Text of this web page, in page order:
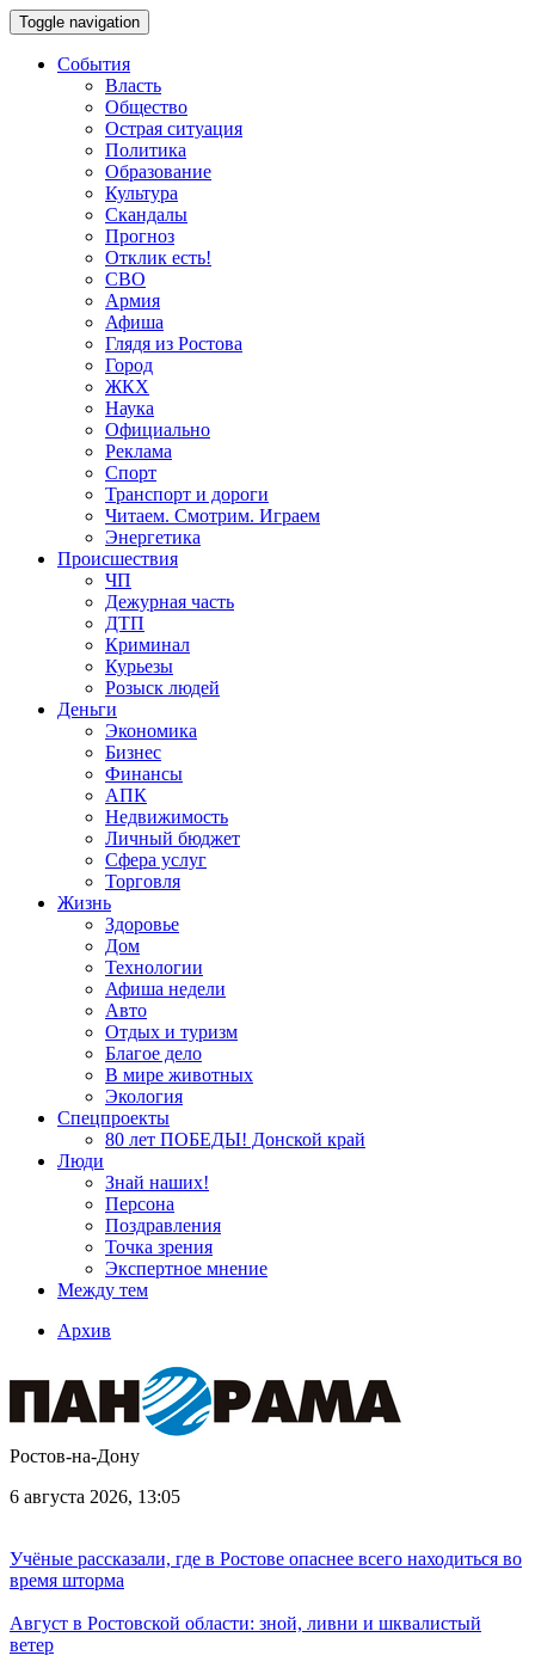
Toggle navigation
События
Власть
Общество
Острая ситуация
Политика
Образование
Культура
Скандалы
Прогноз
Отклик есть!
СВО
Армия
Афиша
Глядя из Ростова
Город
ЖКХ
Наука
Официально
Реклама
Спорт
Транспорт и дороги
Читаем. Смотрим. Играем
Энергетика
Происшествия
ЧП
Дежурная часть
ДТП
Криминал
Курьезы
Розыск людей
Деньги
Экономика
Бизнес
Финансы
АПК
Недвижимость
Личный бюджет
Сфера услуг
Торговля
Жизнь
Здоровье
Дом
Технологии
Афиша недели
Авто
Отдых и туризм
Благое дело
В мире животных
Экология
Спецпроекты
80 лет ПОБЕДЫ! Донской край
Люди
Знай наших!
Персона
Поздравления
Точка зрения
Экспертное мнение
Между тем
Архив
Ростов-на-Дону
6 августа 2026, 13:05
Учёные рассказали, где в Ростове опаснее всего находиться во
время шторма
Август в Ростовской области: зной, ливни и шквалистый
ветер